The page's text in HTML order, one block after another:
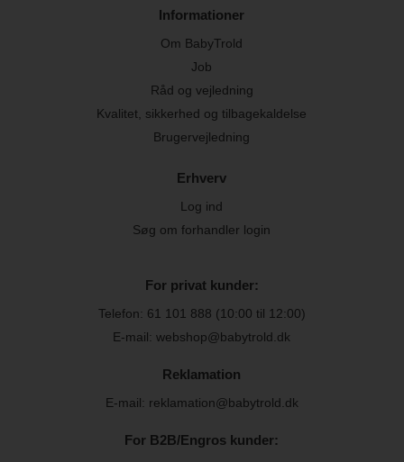
Informationer
Om BabyTrold
Job
Råd og vejledning
Kvalitet, sikkerhed og tilbagekaldelse
Brugervejledning
Erhverv
Log ind
Søg om forhandler login
For privat kunder:
Telefon: 61 101 888 (10:00 til 12:00)
E-mail: webshop@babytrold.dk
Reklamation
E-mail: reklamation@babytrold.dk
For B2B/Engros kunder: